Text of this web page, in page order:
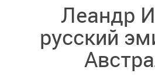
Леандр
русский